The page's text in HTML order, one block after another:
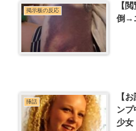
掲示板の反応
【
倒→
挿話
【
ンプ
少女